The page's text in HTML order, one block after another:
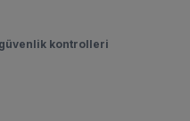
kontrolleri